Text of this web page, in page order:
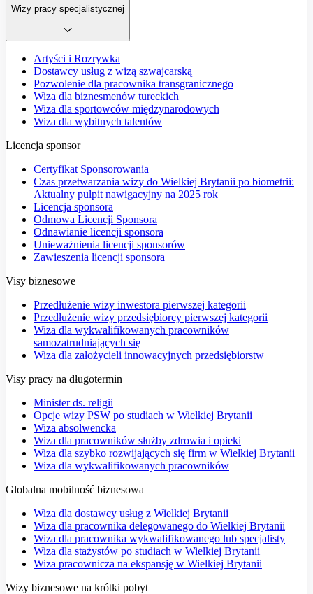
Wizy pracy specjalistycznej
Artyści i Rozrywka
Dostawcy usług z wizą szwajcarską
Pozwolenie dla pracownika transgranicznego
Wiza dla biznesmenów tureckich
Wiza dla sportowców międzynarodowych
Wiza dla wybitnych talentów
Licencja sponsor
Certyfikat Sponsorowania
Czas przetwarzania wizy do Wielkiej Brytanii po biometrii:
Aktualny pulpit nawigacyjny na 2025 rok
Licencja sponsora
Odmowa Licencji Sponsora
Odnawianie licencji sponsora
Unieważnienia licencji sponsorów
Zawieszenia licencji sponsora
Visy biznesowe
Przedłużenie wizy inwestora pierwszej kategorii
Przedłużenie wizy przedsiębiorcy pierwszej kategorii
Wiza dla wykwalifikowanych pracowników
samozatrudniających się
Wiza dla założycieli innowacyjnych przedsiębiorstw
Visy pracy na długotermin
Minister ds. religii
Opcje wizy PSW po studiach w Wielkiej Brytanii
Wiza absolwencka
Wiza dla pracowników służby zdrowia i opieki
Wiza dla szybko rozwijających się firm w Wielkiej Brytanii
Wiza dla wykwalifikowanych pracowników
Globalna mobilność biznesowa
Wiza dla dostawcy usług z Wielkiej Brytanii
Wiza dla pracownika delegowanego do Wielkiej Brytanii
Wiza dla pracownika wykwalifikowanego lub specjalisty
Wiza dla stażystów po studiach w Wielkiej Brytanii
Wiza pracownicza na ekspansję w Wielkiej Brytanii
Wizy biznesowe na krótki pobyt